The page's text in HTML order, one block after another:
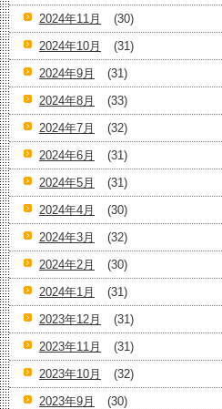
2024年11月
(30)
2024年10月
(31)
2024年9月
(31)
2024年8月
(33)
2024年7月
(32)
2024年6月
(31)
2024年5月
(31)
2024年4月
(30)
2024年3月
(32)
2024年2月
(30)
2024年1月
(31)
2023年12月
(31)
2023年11月
(31)
2023年10月
(32)
2023年9月
(30)